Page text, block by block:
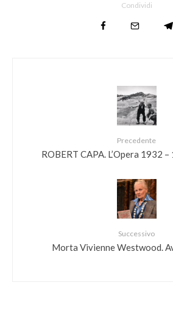
Condividi
Precedente
ROBERT CAPA. L’Opera 1932
Successivo
Morta Vivienne Westwood.